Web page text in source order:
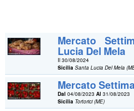
Mercato
Lucia Del Mela
Il 30/08/2024
Sicilia Santa Lucia Del Mela
Mercato
Dal 04/08/2023Al 31/08/2023
Sicilia Tortorici (ME)